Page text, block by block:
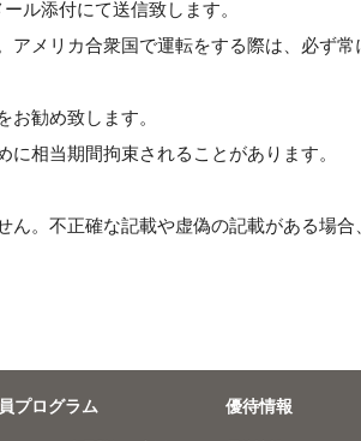
ル添付にて送信致します。
メリカ合衆国で運転をする際は、必ず
勧め致します。
相当期間拘束されることがあります。
。不正確な記載や虚偽の記載がある場
プログラム 優待情報